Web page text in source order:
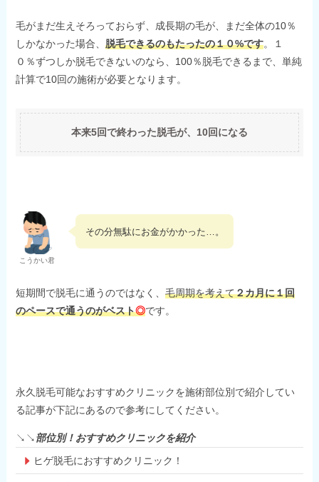
毛がまだ生えそろっておらず、成長期の毛が、まだ全体の10％
しかなかった場合、脱毛できるのもたったの１０%です。１
０％ずつしか脱毛できないのなら、100％脱毛できるまで、単純
計算で10回の施術が必要となります。
本来5回で終わった脱毛が、10回になる
こうかい君
その分無駄にお金がかかった…。
短期間で脱毛に通うのではなく、毛周期を考えて２カ月に１回
のペースで通うのがベスト◎です。
永久脱毛可能なおすすめクリニックを施術部位別で紹介してい
る記事が下記にあるので参考にしてください。
↘↘部位別！おすすめクリニックを紹介
ヒゲ脱毛におすすめクリニック！